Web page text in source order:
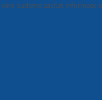
budeme zasílat informace